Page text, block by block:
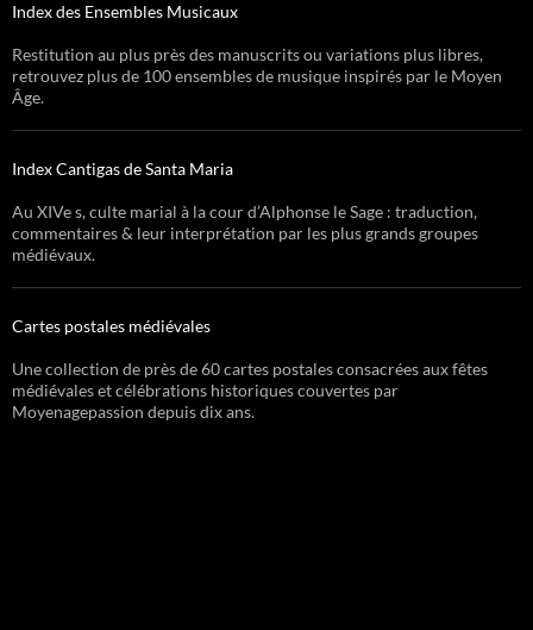
Index des Ensembles Musicaux
Restitution au plus près des manuscrits ou variations plus libres,
retrouvez plus de 100 ensembles de musique inspirés par le Moyen
Âge.
Index Cantigas de Santa Maria
Au XIVe s, culte marial à la cour d’Alphonse le Sage : traduction,
commentaires & leur interprétation par les plus grands groupes
médiévaux.
Cartes postales médiévales
Une collection de près de 60 cartes postales consacrées aux fêtes
médiévales et célébrations historiques couvertes par
Moyenagepassion depuis dix ans.